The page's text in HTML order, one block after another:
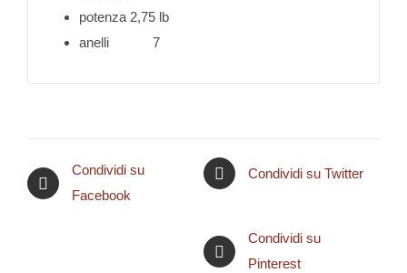
potenza 2,75 lb
anelli 7
Condividi su
Facebook
Condividi su Twitter
Condividi su
Pinterest